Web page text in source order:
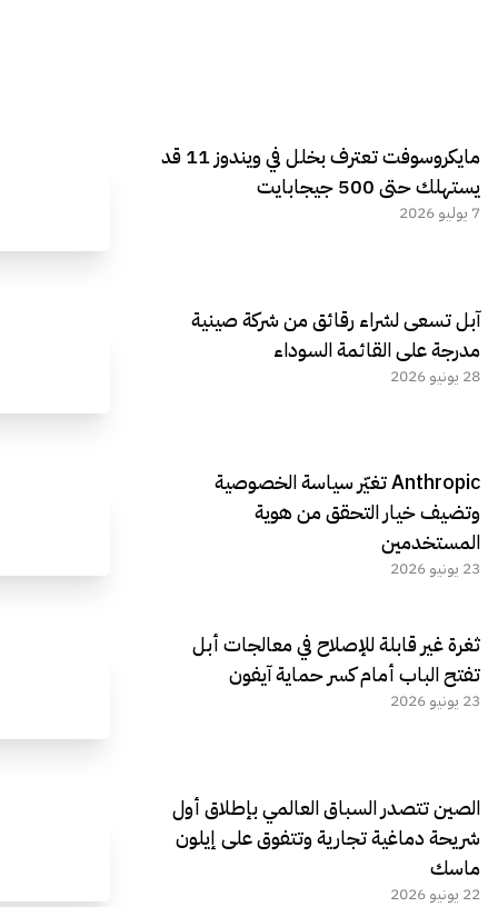
مايكروسوفت تعترف بخلل في ويندوز 11 قد
يستهلك حتى 500 جيجابايت
7 يوليو 2026
آبل تسعى لشراء رقائق من شركة صينية
مدرجة على القائمة السوداء
28 يونيو 2026
Anthropic تغيّر سياسة الخصوصية
وتضيف خيار التحقق من هوية
المستخدمين
23 يونيو 2026
ثغرة غير قابلة للإصلاح في معالجات أبل
تفتح الباب أمام كسر حماية آيفون
23 يونيو 2026
الصين تتصدر السباق العالمي بإطلاق أول
شريحة دماغية تجارية وتتفوق على إيلون
ماسك
22 يونيو 2026